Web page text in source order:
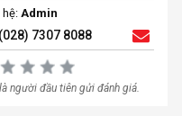
hệ:Admin
(028) 7307 8088
người đầu tiên gửi đánh giá.